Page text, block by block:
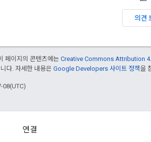
의견
페이지의 콘텐츠에는 Creative Commons Attribution
다. 자세한 내용은 Google Developers 사이트 정책을
08(UTC)
연결